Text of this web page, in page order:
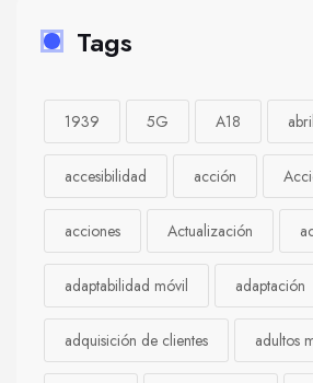
Tags
1939 5G A18 abril
accesibilidad acción
acciones Actualización
adaptabilidad móvil adaptación
adquisición de clientes adultos